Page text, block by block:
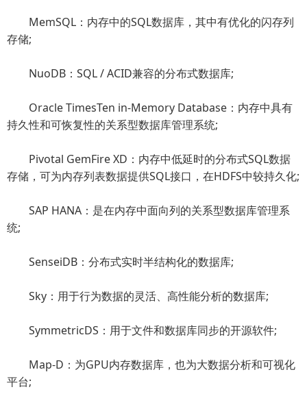
MemSQL：内存中的SQL数据库，其中有优化的闪存列
存储;
NuoDB：SQL / ACID兼容的分布式数据库;
Oracle TimesTen in-Memory Database：内存中具有
持久性和可恢复性的关系型数据库管理系统;
Pivotal GemFire XD：内存中低延时的分布式SQL数据
存储，可为内存列表数据提供SQL接口，在HDFS中较持久化;
SAP HANA：是在内存中面向列的关系型数据库管理系
统;
SenseiDB：分布式实时半结构化的数据库;
Sky：用于行为数据的灵活、高性能分析的数据库;
SymmetricDS：用于文件和数据库同步的开源软件;
Map-D：为GPU内存数据库，也为大数据分析和可视化
平台;